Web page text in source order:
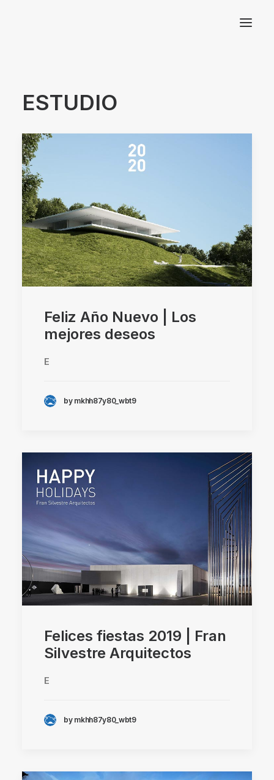
ESTUDIO
Feliz Año Nuevo | Los
mejores deseos
E
by mkhh87y80_wbt9
Felices fiestas 2019 | Fran
Silvestre Arquitectos
E
by mkhh87y80_wbt9